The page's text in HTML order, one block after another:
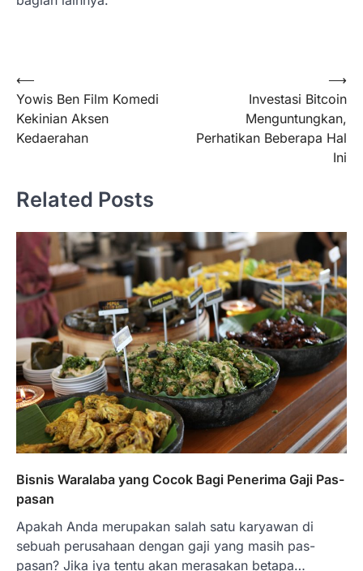
Navigasi
pos
⟵
Yowis Ben Film Komedi
Kekinian Aksen
Kedaerahan
Investasi Bitcoin
Menguntungkan,
Perhatikan Beberapa Hal
Ini
⟶
Related Posts
Bisnis Waralaba yang Cocok Bagi Penerima Gaji Pas-
pasan
Apakah Anda merupakan salah satu karyawan di
sebuah perusahaan dengan gaji yang masih pas-
pasan? Jika iya tentu akan merasakan betapa…